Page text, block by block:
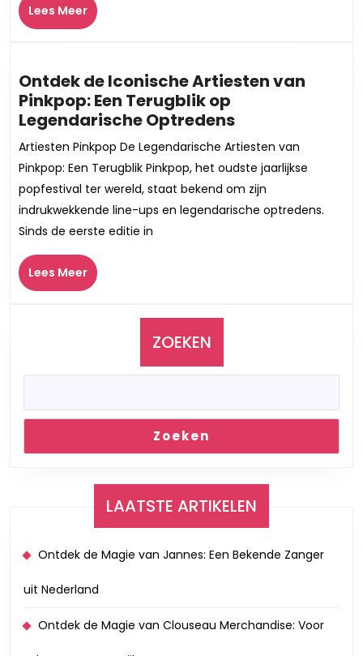
Lees MeerLees
Meer
Ontdek de Iconische Artiesten van
Pinkpop: Een Terugblik op
Legendarische OptredensOntdek
de
Iconische
Artiesten
van
Pinkpop:
Artiesten Pinkpop De Legendarische Artiesten van
Pinkpop: Een Terugblik Pinkpop, het oudste jaarlijkse
popfestival ter wereld, staat bekend om zijn
indrukwekkende line-ups en legendarische optredens.
Sinds de eerste editie in
Lees MeerLees
Meer
ZOEKEN
Zoeken
LAATSTE ARTIKELEN
Ontdek de Magie van Jannes: Een Bekende Zanger
uit Nederland
Ontdek de Magie van Clouseau Merchandise: Voor